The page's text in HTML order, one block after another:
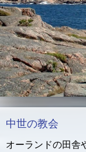
中世の教会
オーランドの田舎